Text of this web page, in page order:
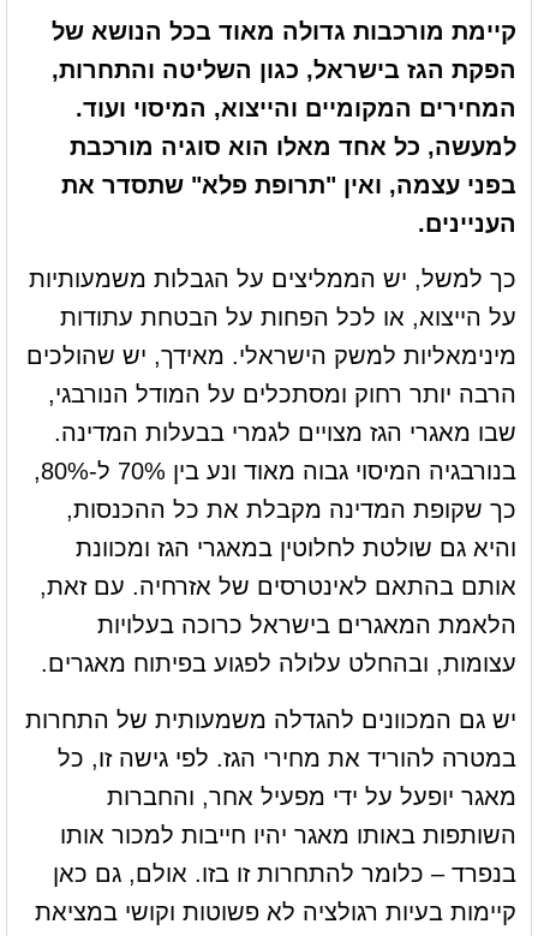
קיימת מורכבות גדולה מאוד בכל הנושא של
הפקת הגז בישראל, כגון השליטה והתחרות,
המחירים המקומיים והייצוא, המיסוי ועוד.
למעשה, כל אחד מאלו הוא סוגיה מורכבת
בפני עצמה, ואין "תרופת פלא" שתסדר את
העניינים.
כך למשל, יש הממליצים על הגבלות משמעותיות
על הייצוא, או לכל הפחות על הבטחת עתודות
מינימאליות למשק הישראלי. מאידך, יש שהולכים
הרבה יותר רחוק ומסתכלים על המודל הנורבגי,
שבו מאגרי הגז מצויים לגמרי בבעלות המדינה.
בנורבגיה המיסוי גבוה מאוד ונע בין 70% ל-80%,
כך שקופת המדינה מקבלת את כל ההכנסות,
והיא גם שולטת לחלוטין במאגרי הגז ומכוונת
אותם בהתאם לאינטרסים של אזרחיה. עם זאת,
הלאמת המאגרים בישראל כרוכה בעלויות
עצומות, ובהחלט עלולה לפגוע בפיתוח מאגרים.
יש גם המכוונים להגדלה משמעותית של התחרות
במטרה להוריד את מחירי הגז. לפי גישה זו, כל
מאגר יופעל על ידי מפעיל אחר, והחברות
השותפות באותו מאגר יהיו חייבות למכור אותו
בנפרד – כלומר להתחרות זו בזו. אולם, גם כאן
קיימות בעיות רגולציה לא פשוטות וקושי במציאת